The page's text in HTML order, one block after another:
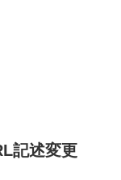
記述変更